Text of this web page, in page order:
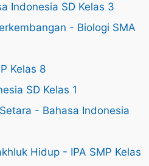
Indonesia SD Kelas 3
- Biologi SMA
Kelas 8
SD Kelas 1
- Bahasa Indonesia
Hidup - IPA SMP Kelas